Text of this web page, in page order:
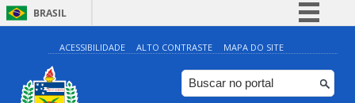
BRASIL
Simplifique!
Comunica BR
Participe
ACESSIBILIDADE ALTO CONTRASTE MAPA DO SITE